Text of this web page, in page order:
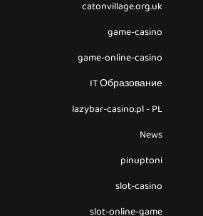
catonvillage.org.uk
game-casino
game-online-casino
IT Образование
lazybar-casino.pl - PL
News
pinuptoni
slot-casino